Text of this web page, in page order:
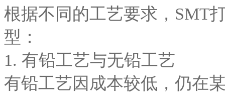
根据不同的工艺要求，SMT
型：
1. 有铅工艺与无铅工艺
有铅工艺因成本较低，仍在